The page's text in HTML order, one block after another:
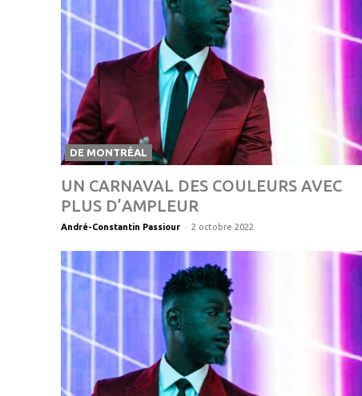
DE MONTRÉAL
UN CARNAVAL DES COULEURS AVEC
PLUS D’AMPLEUR
André-Constantin Passiour - 2 octobre 2022